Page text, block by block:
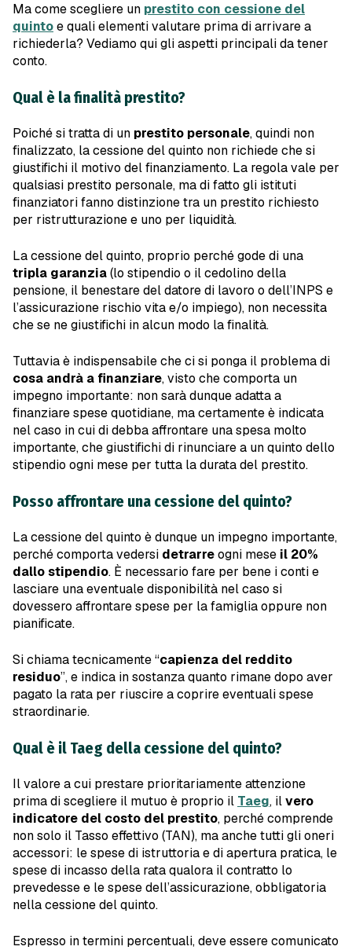
Ma come scegliere un prestito con cessione del
quintoe quali elementi valutare prima di arrivare a
richiederla? Vediamo qui gli aspetti principali da tener
conto.
Qual è la finalità prestito?
Poiché si tratta di un prestito personale, quindi non
finalizzato, la cessione del quinto non richiede che si
giustifichi il motivo del finanziamento. La regola vale per
qualsiasi prestito personale, ma di fatto gli istituti
finanziatori fanno distinzione tra un prestito richiesto
per ristrutturazione e uno per liquidità.
La cessione del quinto, proprio perché gode di una
tripla garanzia(lo stipendio o il cedolino della
pensione, il benestare del datore di lavoro o dell’INPS e
l’assicurazione rischio vita e/o impiego), non necessita
che se ne giustifichi in alcun modo la finalità.
Tuttavia è indispensabile che ci si ponga il problema di
cosa andrà a finanziare, visto che comporta un
impegno importante: non sarà dunque adatta a
finanziare spese quotidiane, ma certamente è indicata
nel caso in cui di debba affrontare una spesa molto
importante, che giustifichi di rinunciare a un quinto dello
stipendio ogni mese per tutta la durata del prestito.
Posso affrontare una cessione del quinto?
La cessione del quinto è dunque un impegno importante,
perché comporta vedersi detrarreogni mese il 20%
dallo stipendio. È necessario fare per bene i conti e
lasciare una eventuale disponibilità nel caso si
dovessero affrontare spese per la famiglia oppure non
pianificate.
Si chiama tecnicamente “capienza del reddito
residuo”, e indica in sostanza quanto rimane dopo aver
pagato la rata per riuscire a coprire eventuali spese
straordinarie.
Qual è il Taeg della cessione del quinto?
Il valore a cui prestare prioritariamente attenzione
prima di scegliere il mutuo è proprio il Taeg, ilvero
indicatore del costo del prestito, perché comprende
non solo il Tasso effettivo (TAN), ma anche tutti gli oneri
accessori: le spese di istruttoria e di apertura pratica, le
spese di incasso della rata qualora il contratto lo
prevedesse e le spese dell’assicurazione, obbligatoria
nella cessione del quinto.
Espresso in termini percentuali, deve essere comunicato